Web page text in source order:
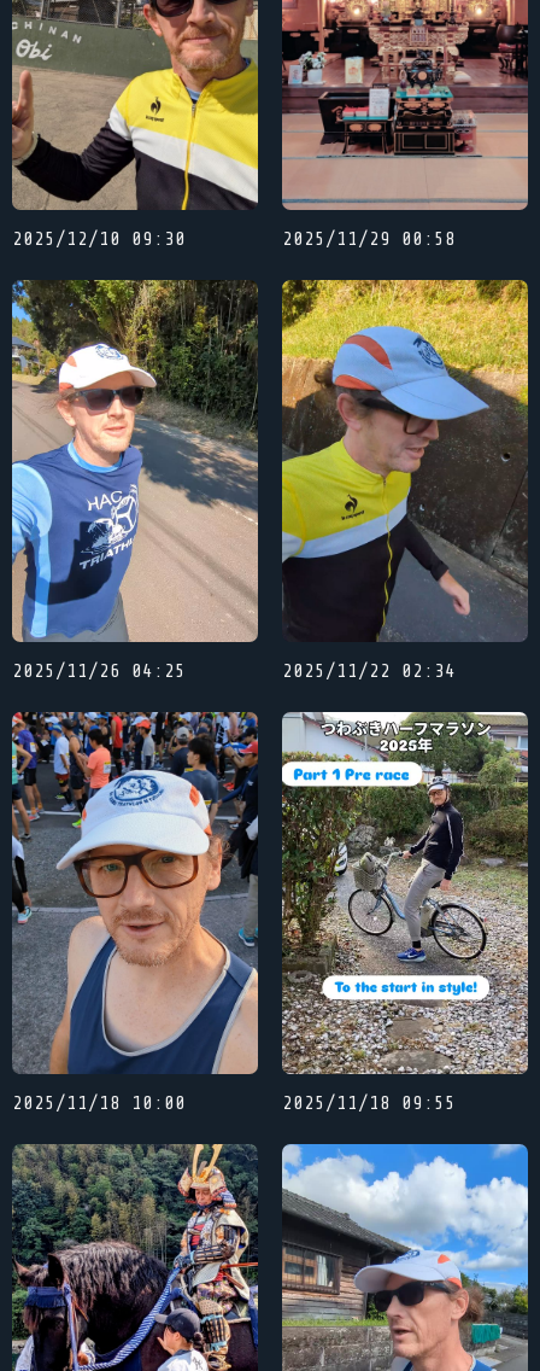
2025/12/10 09:30 2025/11/29 00:58
2025/11/26 04:25 2025/11/22 02:34
2025/11/18 10:00 2025/11/18 09:55